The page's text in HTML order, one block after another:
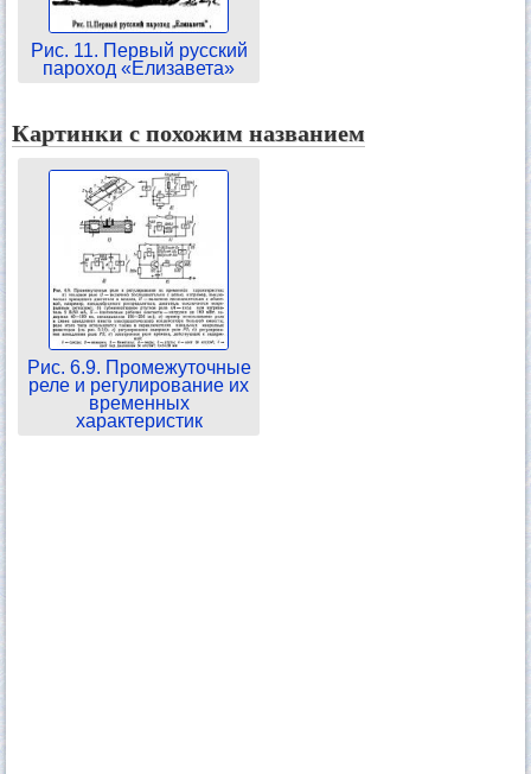
Рис. 11. Первый русский
пароход «Елизавета»
Картинки с похожим названием
Рис. 6.9. Промежуточные
реле и регулирование их
временных
характеристик